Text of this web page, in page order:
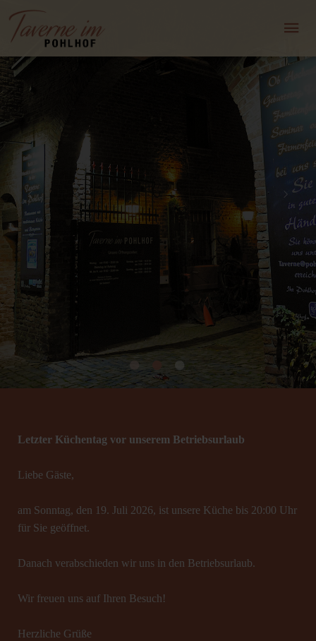
Taverne im
Pohlhof
Griechische Küche & Biergarten in
historischem Ambiente
TISCHRESERVIERUNG
Letzter Küchentag vor unserem Betriebsurlaub
Liebe Gäste,
am Sonntag, den 19. Juli 2026, ist unsere Küche bis 20:00 Uhr
für Sie geöffnet.
Danach verabschieden wir uns in den Betriebsurlaub.
Wir freuen uns auf Ihren Besuch!
Herzliche Grüße